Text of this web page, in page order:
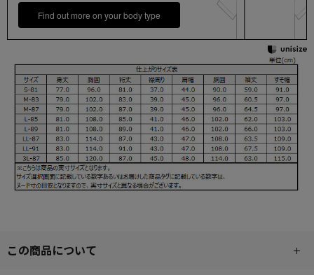
Find out more on your body type
この商品について